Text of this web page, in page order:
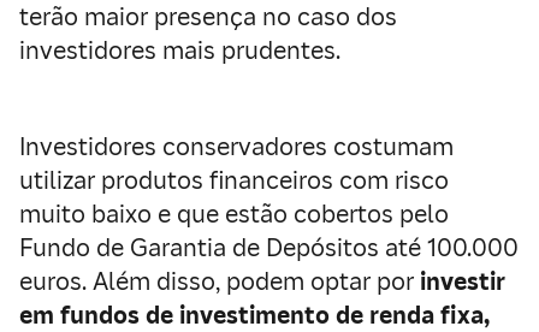
terão maior presença no caso dos
investidores mais prudentes.
Investidores conservadores costumam
utilizar produtos financeiros com risco
muito baixo e que estão cobertos pelo
Fundo de Garantia de Depósitos até 100.000
euros. Além disso, podem optar por investir
em fundos de investimento de renda fixa,